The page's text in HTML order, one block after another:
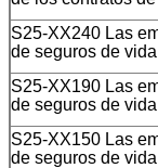
S25-XX240 Las
de seguros de vida
S25-XX190 Las
de seguros de vida
S25-XX150 Las
de seguros de vida